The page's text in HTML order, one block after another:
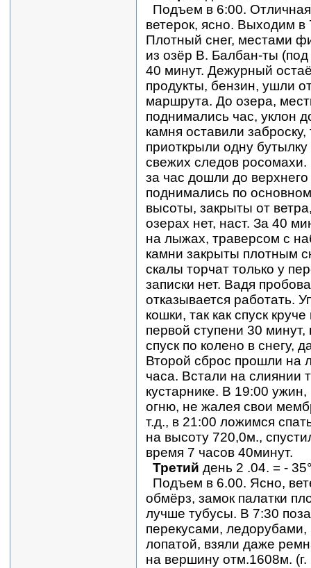
Подъем в 6:00.
ветерок, ясно. Выходим
Плотный снег, местами
из озёр В. Балбан-ты
40 минут. Дежурный
продукты, бензин, ушли
маршрута. До озера,
поднимались час, уклон
камня оставили
приоткрыли одну
свежих следов
за час дошли до
поднимались по
высоты, закрыты от
озерах нет, наст. За 40
на лыжах, траверсом с
камни закрыты плотным
скалы торчат только у
записки нет. Вадя
отказывается работать.
кошки, так как спуск
первой ступени 30
спуск по колено в снегу,
Второй сброс прошли на
часа. Встали на слиянии
кустарнике. В 19:00
огню, не жалея свои
т.д., в 21:00 ложимся
на высоту 720,0м.,
время 7 часов 40минут.
Третий день 2 .04. = -
Подъем в 6.00. Ясно,
обмёрз, замок палатки
лучше тубусы. В 7:30
перекусами,
лопатой, взяли даже
на вершину отм.1608м.